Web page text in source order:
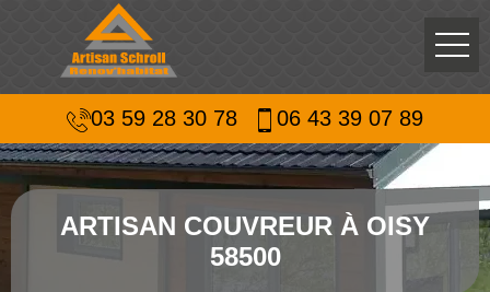
03 59 28 30 78 06 43 39 07 89
ARTISAN COUVREUR À OISY
58500